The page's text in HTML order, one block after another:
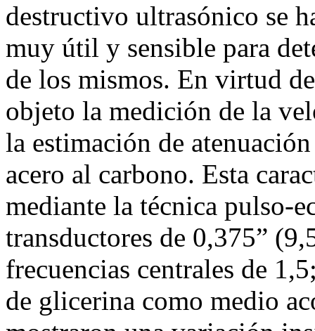
destructivo ultrasónico se
muy útil y sensible para
de los mismos. En virtud
objeto la medición de la
la estimación de
acero al carbono. Esta
mediante la técnica pulso-
transductores de 0,375”
frecuencias centrales de
de glicerina como medio